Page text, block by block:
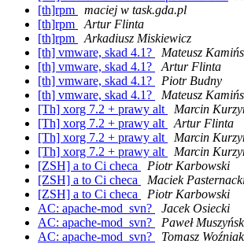
[th]rpm
maciej w task.gda.pl
[th]rpm
Artur Flinta
[th]rpm
Arkadiusz Miskiewicz
[th] vmware, skad 4.1?
Mateusz
[th] vmware, skad 4.1?
Artur Flinta
[th] vmware, skad 4.1?
Piotr Budny
[th] vmware, skad 4.1?
Mateusz
[Th] xorg 7.2 + prawy alt
Marcin
[Th] xorg 7.2 + prawy alt
Artur Flinta
[Th] xorg 7.2 + prawy alt
Marcin
[Th] xorg 7.2 + prawy alt
Marcin
[ZSH] a to Ci checa
Piotr Karbowski
[ZSH] a to Ci checa
Maciek
[ZSH] a to Ci checa
Piotr Karbowski
AC: apache-mod_svn?
Jacek Osiecki
AC: apache-mod_svn?
Paweł
AC: apache-mod_svn?
Tomasz Woźniak